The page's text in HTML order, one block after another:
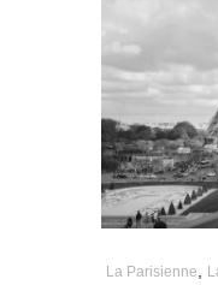
La Parisienne